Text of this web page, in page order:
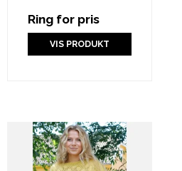
Ring for pris
VIS PRODUKT